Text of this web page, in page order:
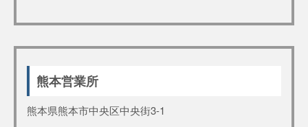
熊本営業所
熊本県熊本市中央区中央街3-1